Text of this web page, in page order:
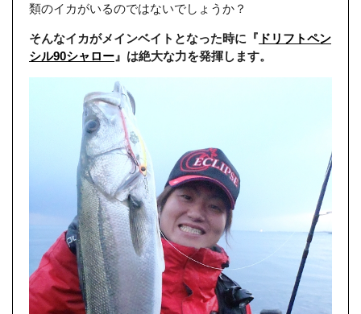
類のイカがいるのではないでしょうか？
そんなイカがメインベイトとなった時に『 ドリフトペン
シル90シャロー 』は絶大な力を発揮します。